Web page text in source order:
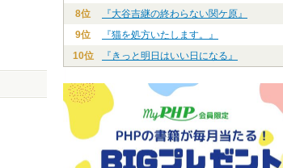
8位
『大谷吉継の終わらない関ケ原』
9位
『猫を処方いたします。』
10位
『きっと明日はいい日になる』